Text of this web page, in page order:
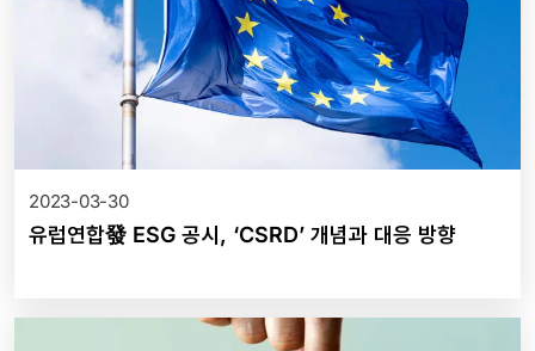
2023-03-30
유럽연합發 ESG 공시, ‘CSRD’ 개념과 대응 방향